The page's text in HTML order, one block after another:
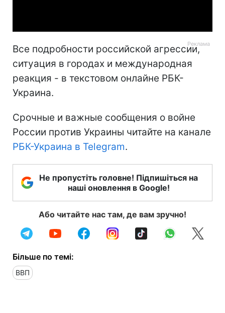
Все подробности российской агрессии,
ситуация в городах и международная
реакция - в текстовом онлайне РБК-
Украина.
Срочные и важные сообщения о войне
России против Украины читайте на канале
РБК-Украина в Telegram.
Не пропустіть головне! Підпишіться на
наші оновлення в Google!
Або читайте нас там, де вам зручно!
Більше по темі:
ВВП